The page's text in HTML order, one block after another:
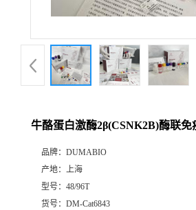
品
牛酪蛋白激酶2β(CSNK2B)酶联免
品牌： DUMABIO
产地： 上海
型号： 48/96T
货号： DM-Cat6843